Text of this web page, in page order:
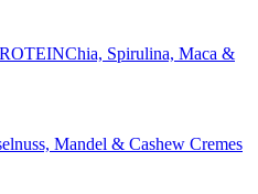
Chia, Spirulina, Maca &
Mandel & Cashew Cremes